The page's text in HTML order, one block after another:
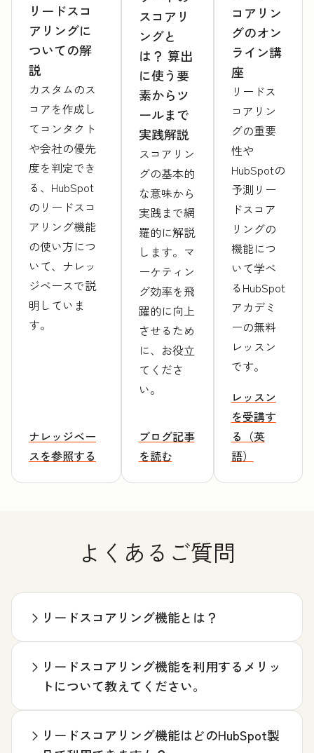
リードスコ
アリングに
ついての解
説
カスタムのス
コアを作成し
てコンタクト
や会社の優先
度を判定でき
る、HubSpot
のリードスコ
アリング機能
の使い方につ
いて、ナレッ
ジベースで説
明していま
す。
ナレッジベー
スを参照する
スコアリ
ングと
は？ 算出
に使う要
素からツ
ールまで
実践解説
スコアリン
グの基本的
な意味から
実践まで網
羅的に解説
します。マ
ーケティン
グ効率を飛
躍的に向上
させるため
に、お役立
てくださ
い。
ブログ記事
を読む
コアリン
グのオン
ライン講
座
リードス
コアリン
グの重要
性や
HubSpotの
予測リー
ドスコア
リングの
機能につ
いて学べ
るHubSpot
アカデミ
ーの無料
レッスン
です。
レッスン
を受講す
る（英
語）
よくあるご質問
リードスコアリング機能とは？
リードスコアリング機能を利用するメリッ
トについて教えてください。
リードスコアリング機能はどのHubSpot製